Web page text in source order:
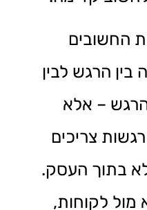
החשובים
בין הרגש לבין
הרגש – אלא
צריכים
בתוך העסק.
מול לקוחות,